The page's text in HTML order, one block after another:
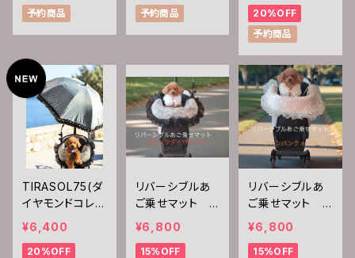
予約商品 予約商品
20%OFF
予約商品
TIRASOL75(ダ
イヤモンドコレク
ション）
¥6,400
20%OFF
リバーシブルあ
ご乗せマット
(ブラックダイヤ
モンド)
¥6,800
15%OFF
リバーシブルあ
ご乗せマット
(シャンパンクォ
ーツ)
¥6,800
15%OFF